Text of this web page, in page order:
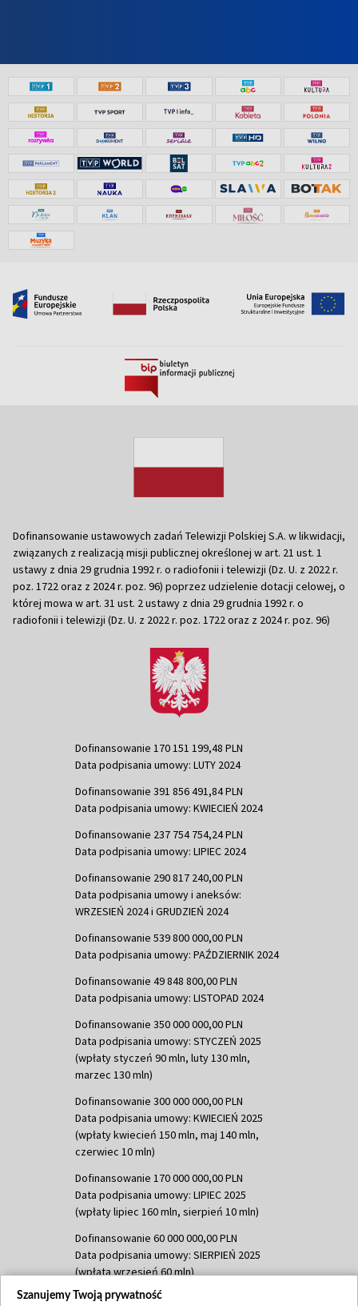
Dofinansowanie ustawowych zadań Telewizji Polskiej S.A. w likwidacji,
związanych z realizacją misji publicznej określonej w art. 21 ust. 1
ustawy z dnia 29 grudnia 1992 r. o radiofonii i telewizji (Dz. U. z 2022 r.
poz. 1722 oraz z 2024 r. poz. 96) poprzez udzielenie dotacji celowej, o
której mowa w art. 31 ust. 2 ustawy z dnia 29 grudnia 1992 r. o
radiofonii i telewizji (Dz. U. z 2022 r. poz. 1722 oraz z 2024 r. poz. 96)
Dofinansowanie 170 151 199,48 PLN
Data podpisania umowy: LUTY 2024
Dofinansowanie 391 856 491,84 PLN
Data podpisania umowy: KWIECIEŃ 2024
Dofinansowanie 237 754 754,24 PLN
Data podpisania umowy: LIPIEC 2024
Dofinansowanie 290 817 240,00 PLN
Data podpisania umowy i aneksów:
WRZESIEŃ 2024 i GRUDZIEŃ 2024
Dofinansowanie 539 800 000,00 PLN
Data podpisania umowy: PAŹDZIERNIK 2024
Dofinansowanie 49 848 800,00 PLN
Data podpisania umowy: LISTOPAD 2024
Dofinansowanie 350 000 000,00 PLN
Data podpisania umowy: STYCZEŃ 2025
(wpłaty styczeń 90 mln, luty 130 mln,
marzec 130 mln)
Dofinansowanie 300 000 000,00 PLN
Data podpisania umowy: KWIECIEŃ 2025
(wpłaty kwiecień 150 mln, maj 140 mln,
czerwiec 10 mln)
Dofinansowanie 170 000 000,00 PLN
Data podpisania umowy: LIPIEC 2025
(wpłaty lipiec 160 mln, sierpień 10 mln)
Dofinansowanie 60 000 000,00 PLN
Data podpisania umowy: SIERPIEŃ 2025
(wpłata wrzesień 60 mln)
Dofinansowanie 635 783 051,21 PLN
Szanujemy Twoją prywatność